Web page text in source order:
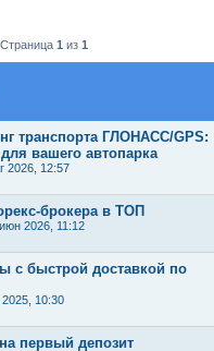
1 из 1
транспорта ГЛОНАСС/GPS:
вашего автопарка
2026, 12:57
брокера в ТОП
2026, 11:12
с быстрой доставкой по
10:30
первый депозит